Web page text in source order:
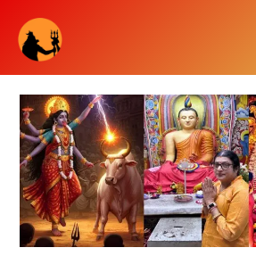
content